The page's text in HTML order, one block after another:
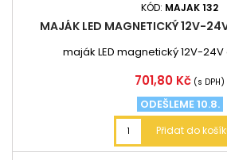
KÓD: MAJAK 132
MAJÁK LED MAGNETICKÝ 12V-
maják LED magnetický 12V-24V
Cena
701,80 Kč (s DPH)
ODEŠLEME 10.8.
Přidat do